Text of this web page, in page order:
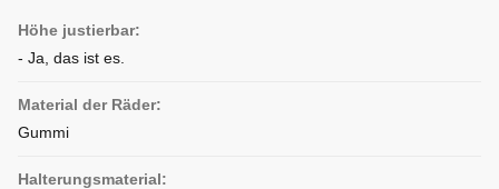
Höhe justierbar:
- Ja, das ist es.
Material der Räder:
Gummi
Halterungsmaterial: